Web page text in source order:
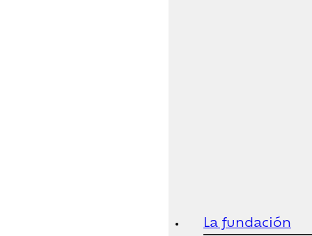
La fundación